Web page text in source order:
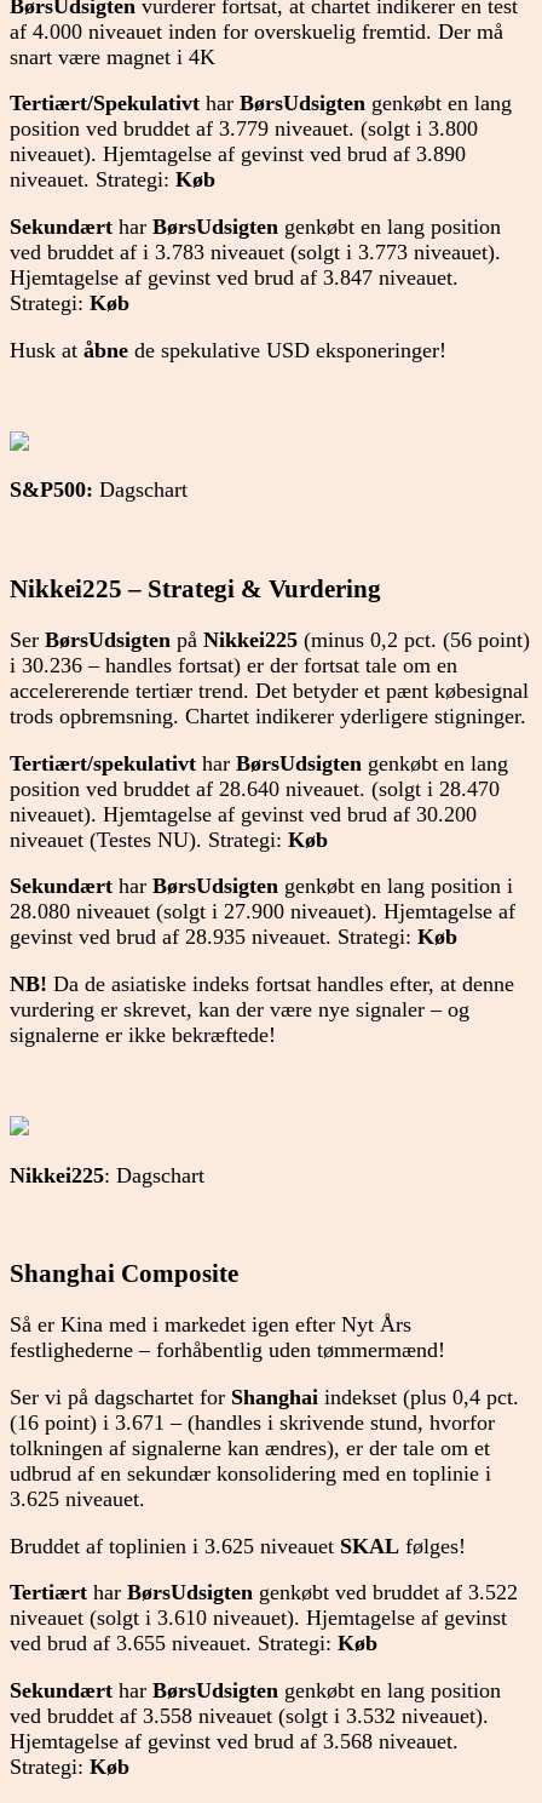
BørsUdsigten vurderer fortsat, at chartet indikerer en test
af 4.000 niveauet inden for overskuelig fremtid. Der må
snart være magnet i 4K
Tertiært/Spekulativt har BørsUdsigten genkøbt en lang
position ved bruddet af 3.779 niveauet. (solgt i 3.800
niveauet). Hjemtagelse af gevinst ved brud af 3.890
niveauet. Strategi: Køb
Sekundært har BørsUdsigten genkøbt en lang position
ved bruddet af i 3.783 niveauet (solgt i 3.773 niveauet).
Hjemtagelse af gevinst ved brud af 3.847 niveauet.
Strategi: Køb
Husk at åbne de spekulative USD eksponeringer!
S&P500: Dagschart
Nikkei225 – Strategi & Vurdering
Ser BørsUdsigten på Nikkei225 (minus 0,2 pct. (56 point)
i 30.236 – handles fortsat) er der fortsat tale om en
accelererende tertiær trend. Det betyder et pænt købesignal
trods opbremsning. Chartet indikerer yderligere stigninger.
Tertiært/spekulativt har BørsUdsigten genkøbt en lang
position ved bruddet af 28.640 niveauet. (solgt i 28.470
niveauet). Hjemtagelse af gevinst ved brud af 30.200
niveauet (Testes NU). Strategi: Køb
Sekundært har BørsUdsigten genkøbt en lang position i
28.080 niveauet (solgt i 27.900 niveauet). Hjemtagelse af
gevinst ved brud af 28.935 niveauet. Strategi: Køb
NB! Da de asiatiske indeks fortsat handles efter, at denne
vurdering er skrevet, kan der være nye signaler – og
signalerne er ikke bekræftede!
Nikkei225: Dagschart
Shanghai Composite
Så er Kina med i markedet igen efter Nyt Års
festlighederne – forhåbentlig uden tømmermænd!
Ser vi på dagschartet for Shanghai indekset (plus 0,4 pct.
(16 point) i 3.671 – (handles i skrivende stund, hvorfor
tolkningen af signalerne kan ændres), er der tale om et
udbrud af en sekundær konsolidering med en toplinie i
3.625 niveauet.
Bruddet af toplinien i 3.625 niveauet SKAL følges!
Tertiært har BørsUdsigten genkøbt ved bruddet af 3.522
niveauet (solgt i 3.610 niveauet). Hjemtagelse af gevinst
ved brud af 3.655 niveauet. Strategi: Køb
Sekundært har BørsUdsigten genkøbt en lang position
ved bruddet af 3.558 niveauet (solgt i 3.532 niveauet).
Hjemtagelse af gevinst ved brud af 3.568 niveauet.
Strategi: Køb